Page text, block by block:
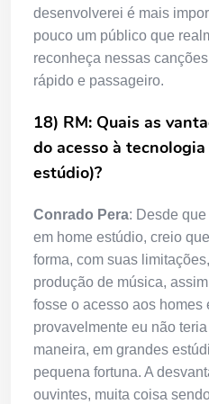
desenvolverei é mais
pouco um público que
reconheça nessas
rápido e passageiro.
18) RM: Quais as
do acesso à
estúdio)?
Conrado Pera: Desde
em home estúdio, creio
forma, com suas
produção de música,
fosse o acesso aos homes
provavelmente eu não
maneira, em grandes
pequena fortuna. A
ouvintes, muita coisa